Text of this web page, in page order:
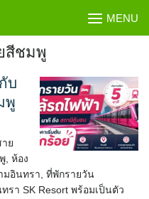
MENU
สีชมพู
บ
พู
ย
, ห้อง
มอินทรา, ที่พักรายวัน
รา SK Resort พร้อมเป็นตัว